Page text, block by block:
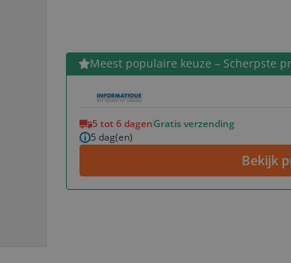
Er zijn geen
Meest populaire keuze – Scherpste
5 tot 6 dagenGratis verzending
5 dag(en)
Bekijk
Bekijk product